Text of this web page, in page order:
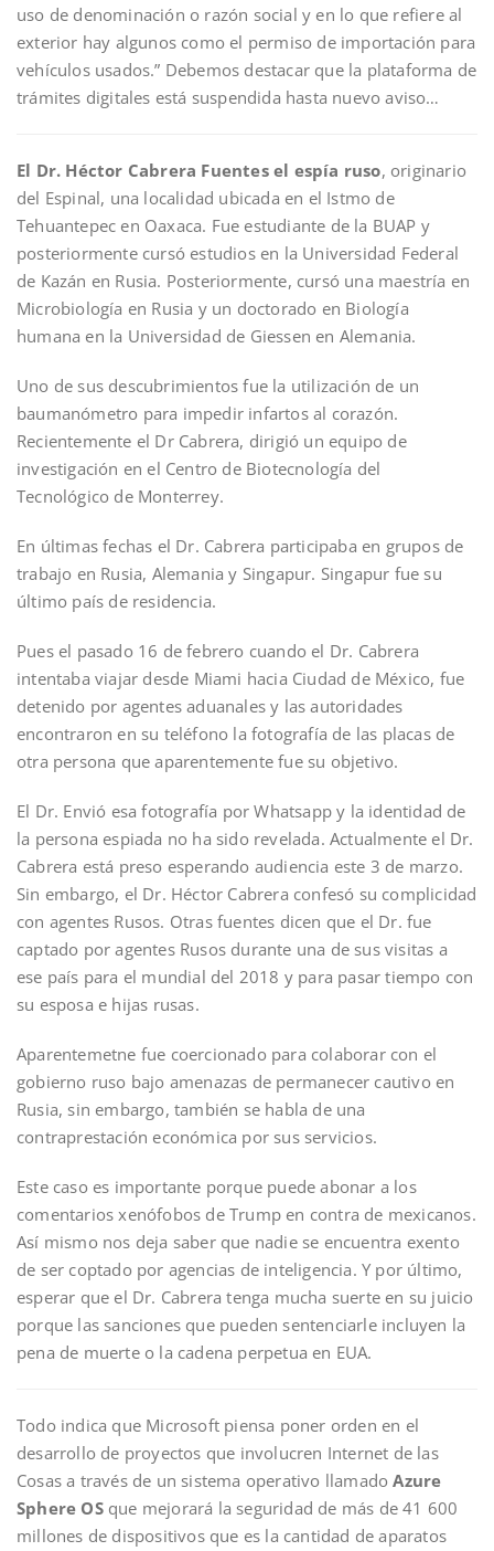
uso de denominación o razón social y en lo que refiere al
exterior hay algunos como el permiso de importación para
vehículos usados.” Debemos destacar que la plataforma de
trámites digitales está suspendida hasta nuevo aviso…
El Dr. Héctor Cabrera Fuentes el espía ruso, originario
del Espinal, una localidad ubicada en el Istmo de
Tehuantepec en Oaxaca. Fue estudiante de la BUAP y
posteriormente cursó estudios en la Universidad Federal
de Kazán en Rusia. Posteriormente, cursó una maestría en
Microbiología en Rusia y un doctorado en Biología
humana en la Universidad de Giessen en Alemania.
Uno de sus descubrimientos fue la utilización de un
baumanómetro para impedir infartos al corazón.
Recientemente el Dr Cabrera, dirigió un equipo de
investigación en el Centro de Biotecnología del
Tecnológico de Monterrey.
En últimas fechas el Dr. Cabrera participaba en grupos de
trabajo en Rusia, Alemania y Singapur. Singapur fue su
último país de residencia.
Pues el pasado 16 de febrero cuando el Dr. Cabrera
intentaba viajar desde Miami hacia Ciudad de México, fue
detenido por agentes aduanales y las autoridades
encontraron en su teléfono la fotografía de las placas de
otra persona que aparentemente fue su objetivo.
El Dr. Envió esa fotografía por Whatsapp y la identidad de
la persona espiada no ha sido revelada. Actualmente el Dr.
Cabrera está preso esperando audiencia este 3 de marzo.
Sin embargo, el Dr. Héctor Cabrera confesó su complicidad
con agentes Rusos. Otras fuentes dicen que el Dr. fue
captado por agentes Rusos durante una de sus visitas a
ese país para el mundial del 2018 y para pasar tiempo con
su esposa e hijas rusas.
Aparentemetne fue coercionado para colaborar con el
gobierno ruso bajo amenazas de permanecer cautivo en
Rusia, sin embargo, también se habla de una
contraprestación económica por sus servicios.
Este caso es importante porque puede abonar a los
comentarios xenófobos de Trump en contra de mexicanos.
Así mismo nos deja saber que nadie se encuentra exento
de ser coptado por agencias de inteligencia. Y por último,
esperar que el Dr. Cabrera tenga mucha suerte en su juicio
porque las sanciones que pueden sentenciarle incluyen la
pena de muerte o la cadena perpetua en EUA.
Todo indica que Microsoft piensa poner orden en el
desarrollo de proyectos que involucren Internet de las
Cosas a través de un sistema operativo llamadoAzure
Sphere OSque mejorará la seguridad de más de 41 600
millones de dispositivos que es la cantidad de aparatos